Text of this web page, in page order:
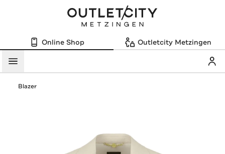
Online Shop Outletcity Metzingen
Menü
Blazer